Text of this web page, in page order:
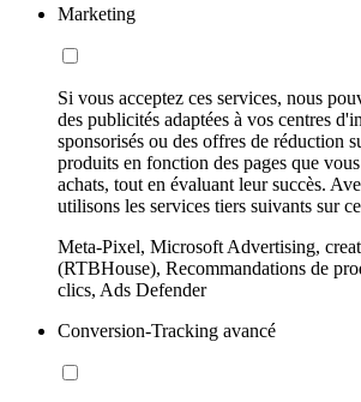
Marketing
Si vous acceptez ces services, nous
des publicités adaptées à vos centres
sponsorisés ou des offres de réduction
produits en fonction des pages que
achats, tout en évaluant leur succès.
utilisons les services tiers suivants sur
Meta-Pixel, Microsoft Advertising,
(RTBHouse), Recommandations de
clics, Ads Defender
Conversion-Tracking avancé